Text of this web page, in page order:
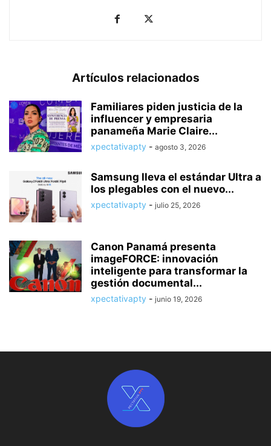
Artículos relacionados
Familiares piden justicia de la
influencer y empresaria
panameña Marie Claire...
xpectativapty - agosto 3, 2026
Samsung lleva el estándar Ultra a
los plegables con el nuevo...
xpectativapty - julio 25, 2026
Canon Panamá presenta
imageFORCE: innovación
inteligente para transformar la
gestión documental...
xpectativapty - junio 19, 2026